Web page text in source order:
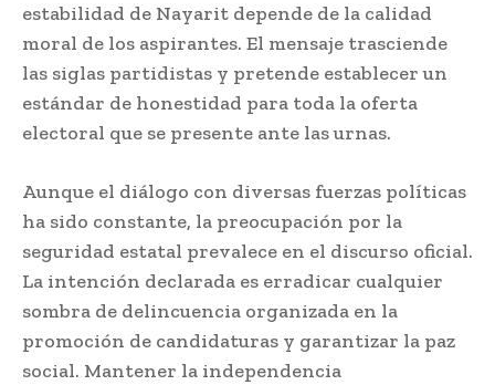
estabilidad de Nayarit depende de la calidad
moral de los aspirantes. El mensaje trasciende
las siglas partidistas y pretende establecer un
estándar de honestidad para toda la oferta
electoral que se presente ante las urnas.
Aunque el diálogo con diversas fuerzas políticas
ha sido constante, la preocupación por la
seguridad estatal prevalece en el discurso oficial.
La intención declarada es erradicar cualquier
sombra de delincuencia organizada en la
promoción de candidaturas y garantizar la paz
social. Mantener la independencia